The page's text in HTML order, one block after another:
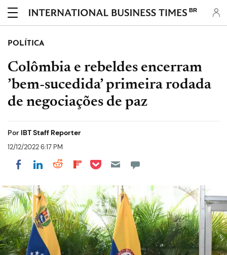
BR
POLÍTICA
Colômbia e rebeldes encerram
’bem-sucedida’ primeira rodada
de negociações de paz
Por IBT Staff Reporter
12/12/2022 6:17 PM
Share on Facebook
Share on LinkedIn
Share on Reddit
Share on Flipboard
Share on Pocket